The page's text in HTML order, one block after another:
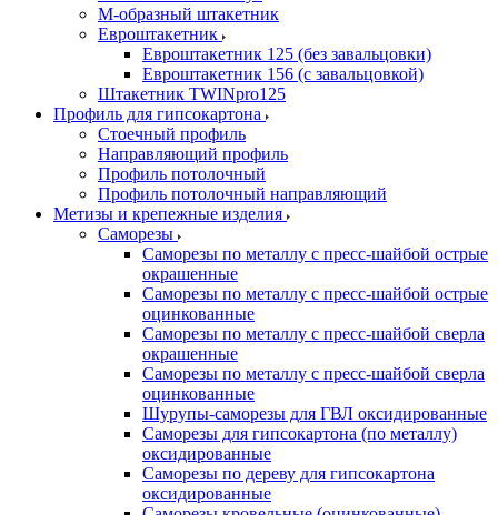
М-образный штакетник
Евроштакетник
Евроштакетник 125 (без завальцовки)
Евроштакетник 156 (с завальцовкой)
Штакетник TWINpro125
Профиль для гипсокартона
Стоечный профиль
Направляющий профиль
Профиль потолочный
Профиль потолочный направляющий
Метизы и крепежные изделия
Саморезы
Саморезы по металлу с пресс-шайбой острые
окрашенные
Саморезы по металлу с пресс-шайбой острые
оцинкованные
Саморезы по металлу с пресс-шайбой сверла
окрашенные
Саморезы по металлу с пресс-шайбой сверла
оцинкованные
Шурупы-саморезы для ГВЛ оксидированные
Саморезы для гипсокартона (по металлу)
оксидированные
Саморезы по дереву для гипсокартона
оксидированные